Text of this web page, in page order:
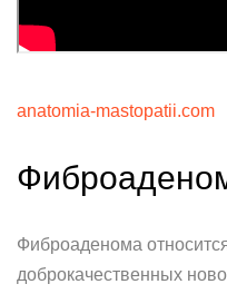
anatomia-mastopatii.com
Фиброаденома
доброкачественных